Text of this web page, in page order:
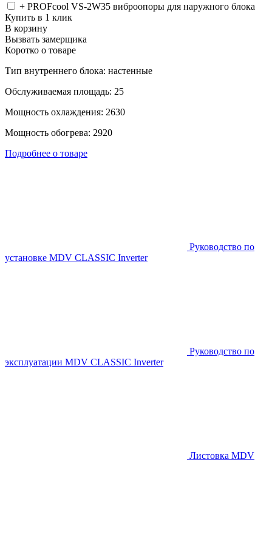
+ PROFcool VS-2W35 виброопоры для наружного блока
Купить в 1 клик
В корзину
Вызвать замерщика
Коротко о товаре
Тип внутреннего блока: настенные
Обслуживаемая площадь: 25
Мощность охлаждения: 2630
Мощность обогрева: 2920
Подробнее о товаре
Руководство по
установке MDV CLASSIC Inverter
Руководство по
эксплуатации MDV CLASSIC Inverter
Листовка MDV